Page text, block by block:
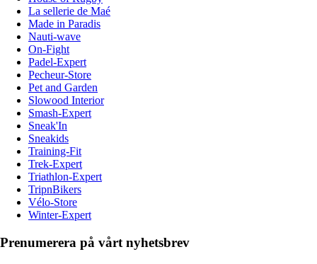
La sellerie de Maé
Made in Paradis
Nauti-wave
On-Fight
Padel-Expert
Pecheur-Store
Pet and Garden
Slowood Interior
Smash-Expert
Sneak'In
Sneakids
Training-Fit
Trek-Expert
Triathlon-Expert
TripnBikers
Vélo-Store
Winter-Expert
Prenumerera på vårt nyhetsbrev